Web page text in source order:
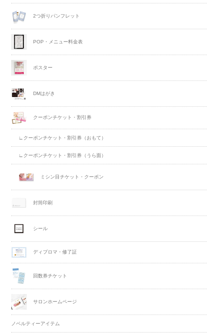
2つ折りパンフレット
POP・メニュー料金表
ポスター
DMはがき
クーポンチケット・割引券
∟クーポンチケット・割引券（おもて）
∟クーポンチケット・割引券（うら面）
ミシン目チケット・クーポン
封筒印刷
シール
ディプロマ・修了証
回数券チケット
サロンホームページ
ノベルティーアイテム